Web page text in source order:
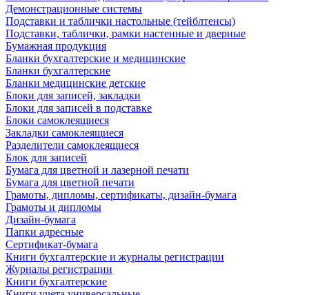
Демонстрационные системы
Подставки и таблички настольные (тейблтенсы)
Подставки, таблички, рамки настенные и дверные
Бумажная продукция
Бланки бухгалтерские и медицинские
Бланки бухгалтерские
Бланки медицинские детские
Блоки для записей, закладки
Блоки для записей в подставке
Блоки самоклеящиеся
Закладки самоклеящиеся
Разделители самоклеящиеся
Блок для записей
Бумага для цветной и лазерной печати
Бумага для цветной печати
Грамоты, дипломы, сертификаты, дизайн-бумага
Грамоты и дипломы
Дизайн-бумага
Папки адресные
Сертификат-бумага
Книги бухгалтерские и журналы регистрации
Журналы регистрации
Книги бухгалтерские